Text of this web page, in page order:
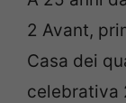
2 Avant,
Casa dei
celebrativa